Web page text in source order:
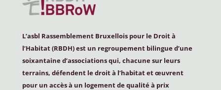
L’asbl Rassemblement Bruxellois pour le Droit à
l’Habitat (RBDH) est un regroupement bilingue d’une
soixantaine d’associations qui, chacune sur leurs
terrains, défendent le droit à l’habitat et œuvrent
pour un accès à un logement de qualité à prix